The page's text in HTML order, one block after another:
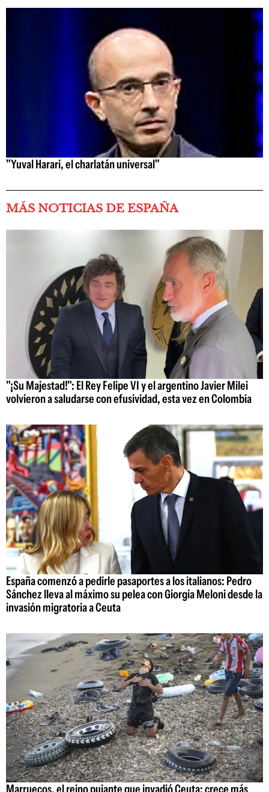
"Yuval Harari, el charlatán universal"
MÁS NOTICIAS DE ESPAÑA
"¡Su Majestad!": El Rey Felipe VI y el argentino Javier Milei
volvieron a saludarse con efusividad, esta vez en Colombia
España comenzó a pedirle pasaportes a los italianos: Pedro
Sánchez lleva al máximo su pelea con Giorgia Meloni desde la
invasión migratoria a Ceuta
Marruecos, el reino pujante que invadió Ceuta: crece más